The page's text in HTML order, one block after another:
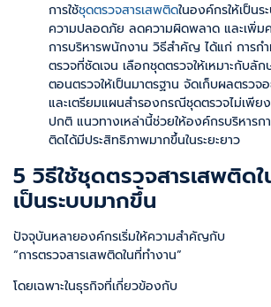
การใช้ชุดตรวจสารเสพติดในองค์กรให้เป็น
ความปลอดภัย ลดความผิดพลาด และเพิ่มค
การบริหารพนักงาน วิธีสำคัญ ได้แก่ การก
ตรวจที่ชัดเจน เลือกชุดตรวจให้เหมาะกับลั
ตอนตรวจให้เป็นมาตรฐาน จัดเก็บผลตรวจ
และเตรียมแผนสำรองกรณีชุดตรวจไม่เพี
ปกติ แนวทางเหล่านี้ช่วยให้องค์กรบริหารก
ติดได้มีประสิทธิภาพมากขึ้นในระยะยาว
5 วิธีใช้ชุดตรวจสารเสพติด
เป็นระบบมากขึ้น
ปัจจุบันหลายองค์กรเริ่มให้ความสำคัญกับ
“การตรวจสารเสพติดในที่ทำงาน”
โดยเฉพาะในธุรกิจที่เกี่ยวข้องกับ